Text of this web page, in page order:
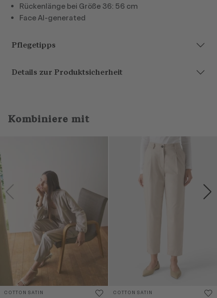
Rückenlänge bei Größe 36: 56 cm
Face AI-generated
Pflegetipps
Details zur Produktsicherheit
Kombiniere mit
COTTON SATIN COTTON SATIN